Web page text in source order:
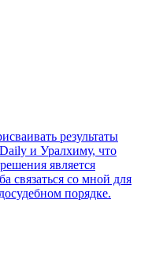
результаты
и Уралхиму, что
является
связаться со мной для
порядке.